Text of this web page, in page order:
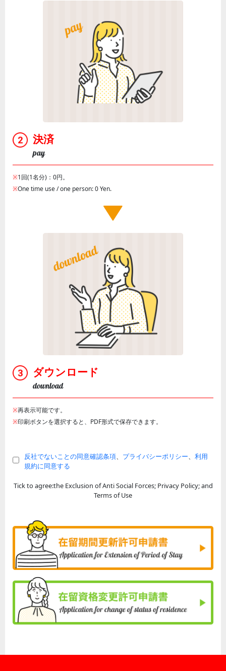
決済
pay
※1回(1名分)：0円。
※One time use / one person: 0 Yen.
ダウンロード
download
※再表示可能です。
※印刷ボタンを選択すると、PDF形式で保存できます。
反社でないことの同意確認条項、 プライバシーポリシー、 利用
規約に同意する
Tick to agree:the Exclusion of Anti Social Forces; Privacy Policy; and
Terms of Use